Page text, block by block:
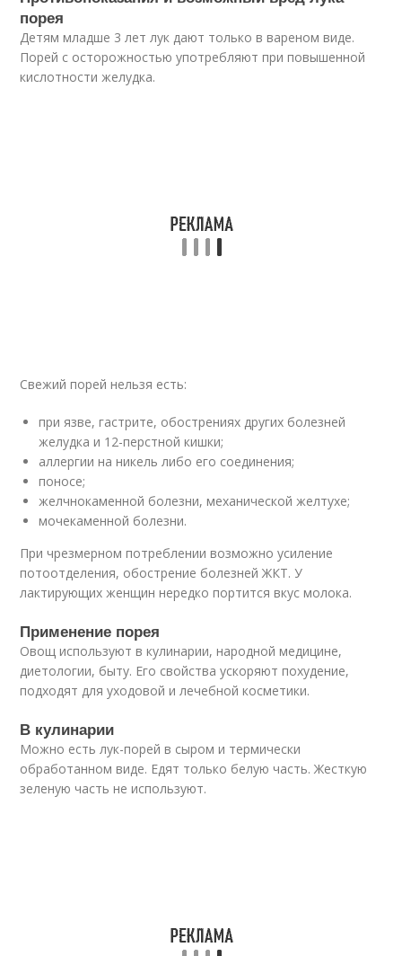
порея
Детям младше 3 лет лук дают только в вареном виде.
Порей с осторожностью употребляют при повышенной
кислотности желудка.
Свежий порей нельзя есть:
при язве, гастрите, обострениях других болезней
желудка и 12-перстной кишки;
аллергии на никель либо его соединения;
поносе;
желчнокаменной болезни, механической желтухе;
мочекаменной болезни.
При чрезмерном потреблении возможно усиление
потоотделения, обострение болезней ЖКТ. У
лактирующих женщин нередко портится вкус молока.
Применение порея
Овощ используют в кулинарии, народной медицине,
диетологии, быту. Его свойства ускоряют похудение,
подходят для уходовой и лечебной косметики.
В кулинарии
Можно есть лук-порей в сыром и термически
обработанном виде. Едят только белую часть. Жесткую
зеленую часть не используют.